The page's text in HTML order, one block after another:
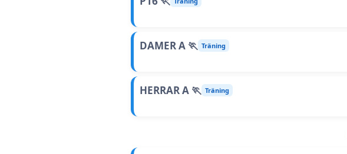
DAMER A 🏃 Träning
HERRAR A 🏃 Träning